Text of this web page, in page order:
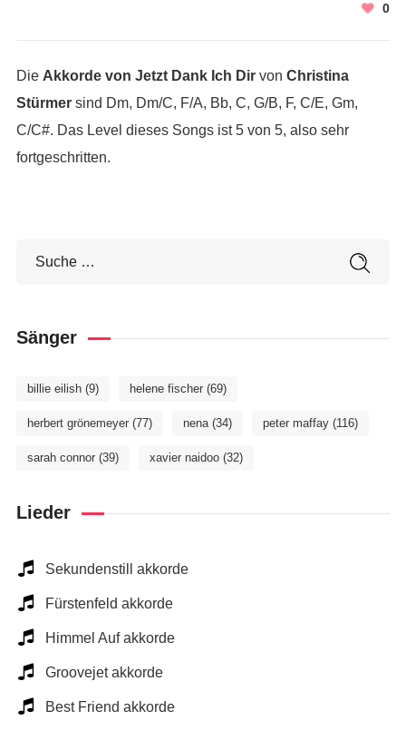
0
Die Akkorde von Jetzt Dank Ich Dirvon Christina
Stürmersind Dm, Dm/C, F/A, Bb, C, G/B, F, C/E, Gm,
C/C#. Das Level dieses Songs ist 5 von 5, also sehr
fortgeschritten.
Sänger
billie eilish(9) helene fischer(69)
herbert grönemeyer(77) nena(34) peter maffay(116)
sarah connor(39) xavier naidoo(32)
Lieder
Sekundenstill akkorde
Fürstenfeld akkorde
Himmel Auf akkorde
Groovejet akkorde
Best Friend akkorde